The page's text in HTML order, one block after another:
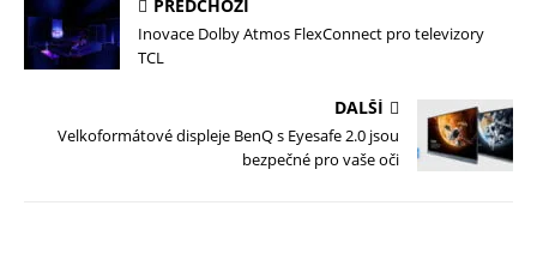
PŘEDCHOZÍ
Inovace Dolby Atmos FlexConnect pro televizory
TCL
DALŠÍ
Velkoformátové displeje BenQ s Eyesafe 2.0 jsou
bezpečné pro vaše oči